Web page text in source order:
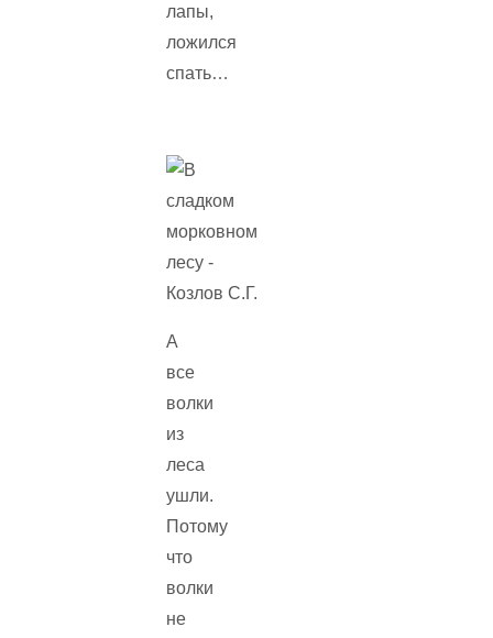
лапы,
ложился
спать…
А
все
волки
из
леса
ушли.
Потому
что
волки
не